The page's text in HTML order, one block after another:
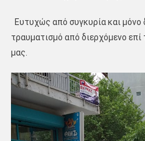
Ευτυχώς από συγκυρία και μόνο
τραυματισμό από διερχόμενο
μας.